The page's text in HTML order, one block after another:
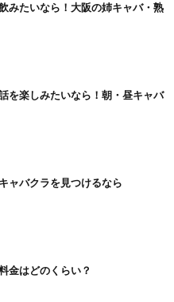
みたいなら！大阪の姉キャバ・熟
を楽しみたいなら！朝・昼キャバ
ャバクラを見つけるなら
金はどのくらい？